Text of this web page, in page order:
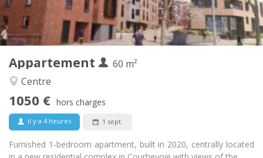
Appartement
60 m²
Centre
1050 € hors charges
il y a 4 heures 1 sept.
Furnished 1-bedroom apartment, built in 2020, centrally located
Salle de bain:
Privée
Cuisine:
Privée (pièce distincte)
Superficie:
60 m
2
Pièces privées:
5